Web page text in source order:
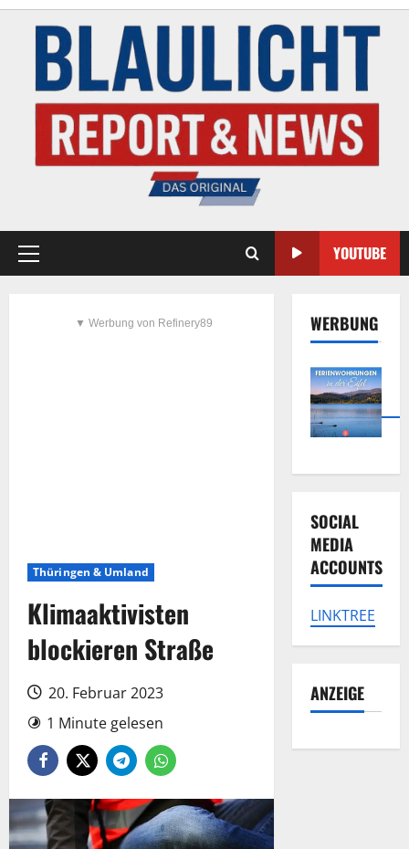
YOUTUBE
▼ Werbung von Refinery89
Thüringen & Umland
Klimaaktivisten
blockieren Straße
20. Februar 2023
1 Minute gelesen
WERBUNG
SOCIAL
MEDIA
ACCOUNTS
LINKTREE
ANZEIGE